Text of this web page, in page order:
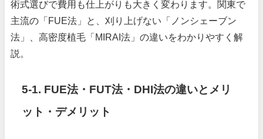
術式選びで費用も仕上がりも大きく変わります。関東で
主流の「FUE法」と、刈り上げない「ノンシェーブン
法」、高密度植毛「MIRAI法」の違いをわかりやすく解
説。
5-1. FUE法・FUT法・DHI法の違いとメリ
ット・デメリット